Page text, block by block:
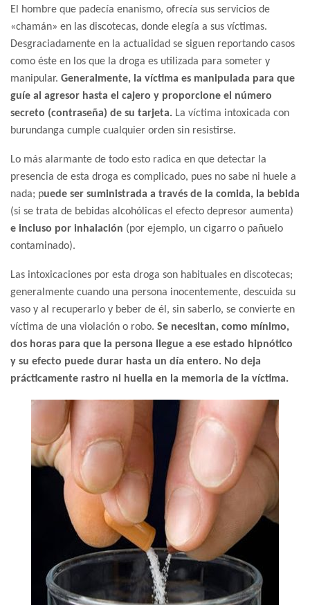
El hombre que padecía enanismo, ofrecía sus servicios de
«chamán» en las discotecas, donde elegía a sus víctimas.
Desgraciadamente en la actualidad se siguen reportando casos
como éste en los que la droga es utilizada para someter y
manipular. Generalmente, la víctima es manipulada para que
guíe al agresor hasta el cajero y proporcione el número
secreto (contraseña) de su tarjeta. La víctima intoxicada con
burundanga cumple cualquier orden sin resistirse.
Lo más alarmante de todo esto radica en que detectar la
presencia de esta droga es complicado, pues no sabe ni huele a
nada; puede ser suministrada a través de la comida, la bebida
(si se trata de bebidas alcohólicas el efecto depresor aumenta)
e incluso por inhalación (por ejemplo, un cigarro o pañuelo
contaminado).
Las intoxicaciones por esta droga son habituales en discotecas;
generalmente cuando una persona inocentemente, descuida su
vaso y al recuperarlo y beber de él, sin saberlo, se convierte en
víctima de una violación o robo. Se necesitan, como mínimo,
dos horas para que la persona llegue a ese estado hipnótico
y su efecto puede durar hasta un día entero. No deja
prácticamente rastro ni huella en la memoria de la víctima.